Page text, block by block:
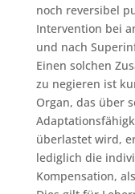
noch reversibel
Intervention bei
und nach
Einen solchen
zu negieren ist
Organ, das über
überlastet wird,
lediglich die
Kompensation,